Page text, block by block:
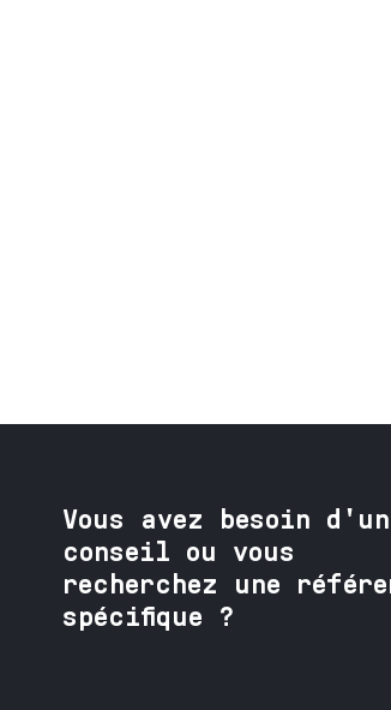
Vous avez besoin d'un
conseil ou vous
recherchez une
spécifique ?